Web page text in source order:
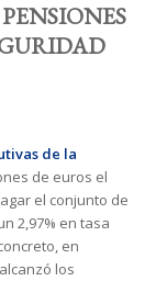
de la
de euros el
el conjunto de
2,97% en tasa
en
los